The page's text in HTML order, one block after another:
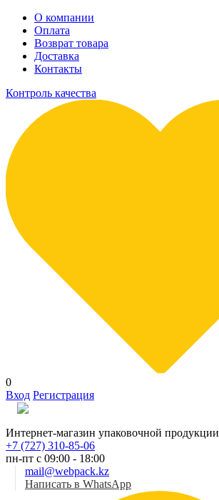
О компании
Оплата
Возврат товара
Доставка
Контакты
Контроль качества
0
Вход Регистрация
Интернет-магазин упаковочной продукции
+7 (727) 310-85-06
пн-пт с 09:00 - 18:00
mail@webpack.kz
Написать в WhatsApp